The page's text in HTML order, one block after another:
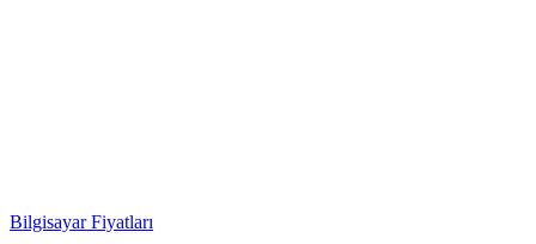
Bilgisayar Fiyatları